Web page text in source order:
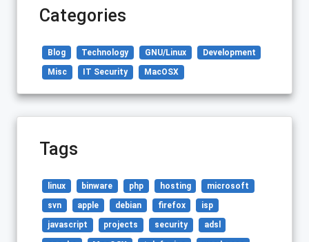
Categories
Blog Technology GNU/Linux Development
Misc IT Security MacOSX
Tags
linux binware php hosting microsoft
svn apple debian firefox isp
javascript projects security adsl